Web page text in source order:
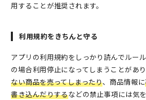
用することが推奨されます。
利用規約をきちんと守る
アプリの利用規約をしっかり読んでルー
の場合利用停止になってしまうことがあり
ない商品を売ってしまったり、商品情報に
書き込んだりするなどの禁止事項には気